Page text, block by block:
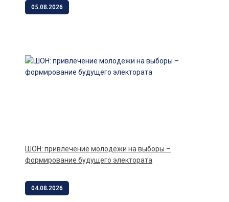
05.08.2026
ШОН: привлечение молодежи на выборы –
формирование будущего электората
04.08.2026